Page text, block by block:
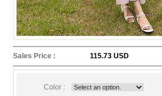
Sales Price : 115.73 USD
Color :